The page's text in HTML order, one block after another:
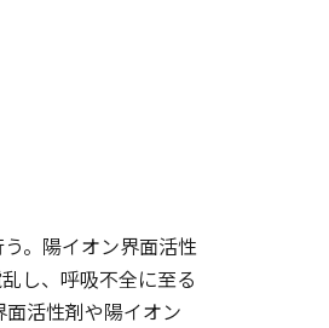
。陽イオン界面活性
し、呼吸不全に至る
活性剤や陽イオン